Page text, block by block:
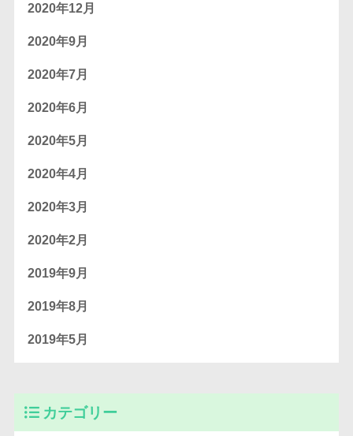
2020年12月
2020年9月
2020年7月
2020年6月
2020年5月
2020年4月
2020年3月
2020年2月
2019年9月
2019年8月
2019年5月
カテゴリー